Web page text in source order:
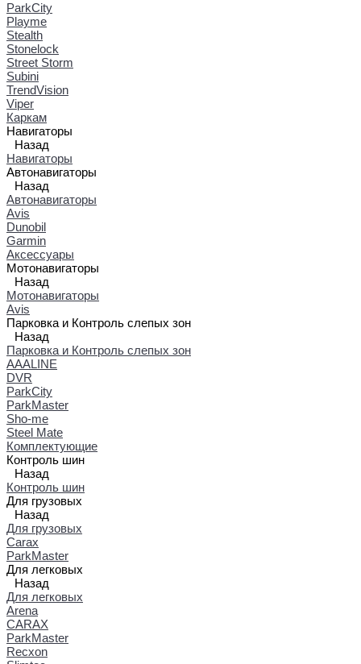
ParkCity
Playme
Stealth
Stonelock
Street Storm
Subini
TrendVision
Viper
Каркам
Навигаторы
Назад
Навигаторы
Автонавигаторы
Назад
Автонавигаторы
Avis
Dunobil
Garmin
Аксессуары
Мотонавигаторы
Назад
Мотонавигаторы
Avis
Парковка и Контроль слепых зон
Назад
Парковка и Контроль слепых зон
AAALINE
DVR
ParkCity
ParkMaster
Sho-me
Steel Mate
Комплектующие
Контроль шин
Назад
Контроль шин
Для грузовых
Назад
Для грузовых
Carax
ParkMaster
Для легковых
Назад
Для легковых
Arena
CARAX
ParkMaster
Recxon